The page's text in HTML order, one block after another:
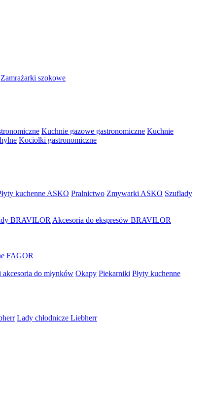
Zamrażarki szokowe
Kuchnie gazowe gastronomiczne Kuchnie
Kociołki gastronomiczne
kuchenne ASKO Pralnictwo Zmywarki ASKO Szuflady
BRAVILOR Akcesoria do ekspresów BRAVILOR
FAGOR
akcesoria do młynków Okapy Piekarniki Płyty kuchenne
Lady chłodnicze Liebherr